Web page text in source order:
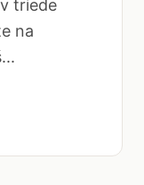
triede
na